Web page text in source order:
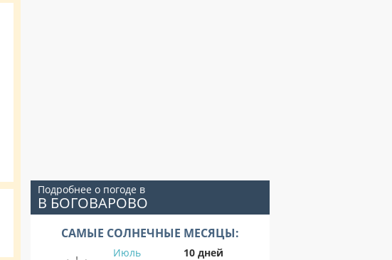
Подробнее о погоде в
В БОГОВАРОВО
САМЫЕ СОЛНЕЧНЫЕ МЕСЯЦЫ:
Июль
10 дней